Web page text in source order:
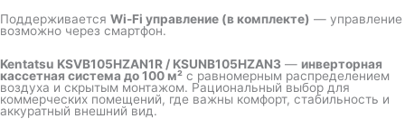
Поддерживается Wi-Fi управление (в комплекте) — управление
возможно через смартфон.
Kentatsu KSVB105HZAN1R / KSUNB105HZAN3 — инверторная
кассетная система до 100 м² с равномерным распределением
воздуха и скрытым монтажом. Рациональный выбор для
коммерческих помещений, где важны комфорт, стабильность и
аккуратный внешний вид.